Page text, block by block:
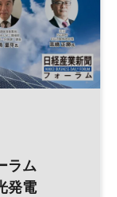
ラム
発電